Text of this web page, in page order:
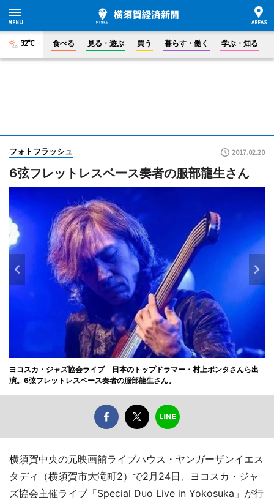
32°C 食べる 見る・遊ぶ 買う 暮らす・働く 学ぶ・知る
フォトフラッシュ 2017.02.20
6弦フレットレスベース奏者の服部龍生さん
ヨコスカ・ジャズ協会ライブ 日本のトップドラマー・村上ポンタさんら出
演。6弦フレットレスベース奏者の服部龍生さん。
横須賀中央の元映画館ライブハウス・ヤンガーザンイエス
タディ（横須賀市大滝町2）で2月24日、ヨコスカ・ジャ
ズ協会主催ライブ「Special Duo Live in Yokosuka」が行